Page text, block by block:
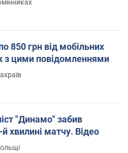
850 грн від мобільних
з цими повідомленнями
"Динамо" забив
хвилині матчу. Відео